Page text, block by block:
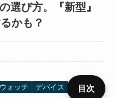
選び方。『新型』
かも？
ォッチ
デバイス
目次